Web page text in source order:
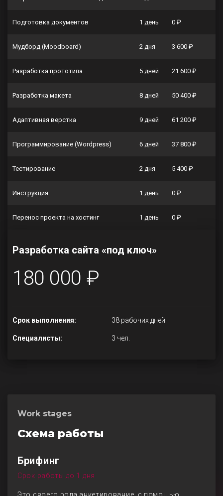
Подготовка документов 1 день 0 ₽
Мудборд (Moodboard) 2 дня 3 600 ₽
Разработка прототипа 5 дней 21 600 ₽
Разработка макета 8 дней 50 400 ₽
Адаптивная верстка 9 дней 61 200 ₽
Программирование (Wordpress) 6 дней 37 800 ₽
Тестирование 2 дня 5 400 ₽
Инструкция 1 день 0 ₽
Перенос проекта на хостинг 1 день 0 ₽
Разработка сайта «под ключ»
180 000 ₽
Срок выполнения: 38 рабочих дней
Специалисты: 3 чел.
Work stages
Схема работы
Брифинг
Срок работы до 1 дня